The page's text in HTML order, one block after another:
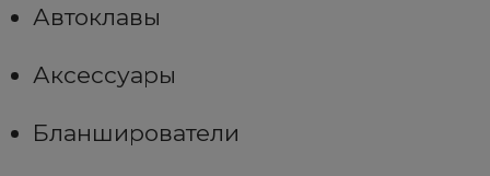
Автоклавы
Аксессуары
Бланширователи